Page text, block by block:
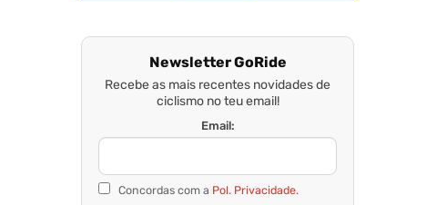
Newsletter GoRide
Recebe as mais recentes novidades de
ciclismo no teu email!
Email:
Concordas com a Pol. Privacidade.